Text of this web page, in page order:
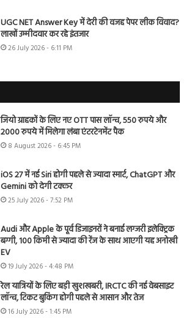
UGC NET Answer Key में देरी की वजह पेपर लीक विवाद?
लाखों उम्मीदवार कर रहे इंतजार
26 July 2026 - 6:11 PM
जियो ग्राहकों के लिए नए OTT पास लॉन्च, 550 रुपये और
2000 रुपये में मिलेगा लंबा एंटरटेनमेंट पैक
8 August 2026 - 6:45 PM
iOS 27 में नई Siri होगी पहले से ज्यादा स्मार्ट, ChatGPT और
Gemini को देगी टक्कर
25 July 2026 - 7:52 PM
Audi और Apple के पूर्व डिजाइनरों ने बनाई लग्जरी इलेक्ट्रिक
बग्गी, 100 किमी से ज्यादा की रेंज के साथ आएगी यह अनोखी
EV
19 July 2026 - 4:48 PM
रेल यात्रियों के लिए बड़ी खुशखबरी, IRCTC की नई वेबसाइट
लॉन्च, टिकट बुकिंग होगी पहले से आसान और तेज
16 July 2026 - 1:45 PM